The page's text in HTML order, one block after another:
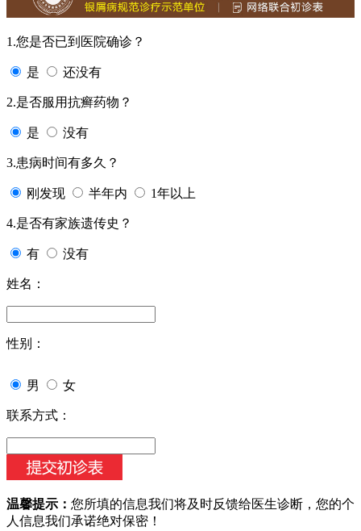
1.您是否已到医院确诊？
是 还没有
2.是否服用抗癣药物？
是 没有
3.患病时间有多久？
刚发现 半年内 1年以上
4.是否有家族遗传史？
有 没有
姓名：
性别：
男 女
联系方式：
温馨提示： 您所填的信息我们将及时反馈给医生诊断，您的个
人信息我们承诺绝对保密！